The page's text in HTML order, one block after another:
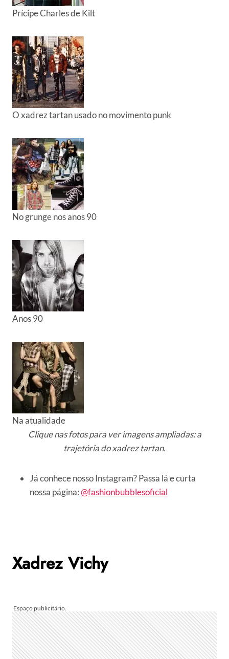
Prícipe Charles de Kilt
O xadrez tartan usado no movimento punk
No grunge nos anos 90
Anos 90
Na atualidade
Clique nas fotos para ver imagens ampliadas: a
trajetória do xadrez tartan.
Já conhece nosso Instagram? Passa lá e curta
nossa página:@fashionbubblesoficial
Xadrez Vichy